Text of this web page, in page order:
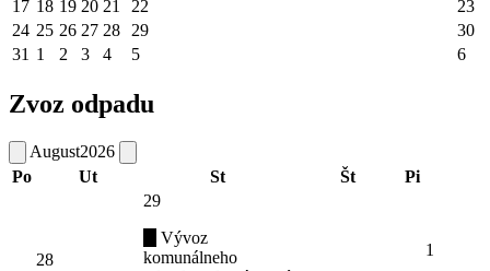
17 18 19 20 21 22
23
24 25 26 27 28 29
30
31 1 2 3 4 5 6
Zvoz odpadu
August2026
Po
Ut St Št Pi
28
29
Vývoz
komunálneho
1